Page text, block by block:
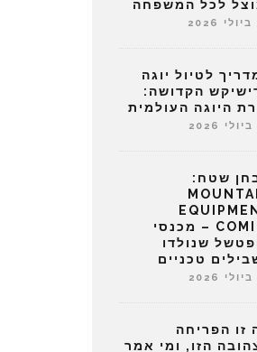
לכל המשפחה
לטיול יוגה
הקדושה:
היוגה העולמית
שטח:
COMICI – מכנסי
שנולדו
טכניים
זו הפריחה
הזו, ומי אמר